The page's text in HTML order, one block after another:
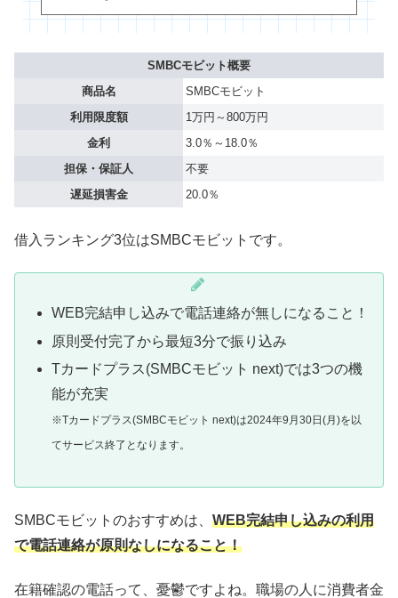
SMBCモビット概要
商品名
SMBCモビット
利用限度額
1万円～800万円
金利
3.0％～18.0％
担保・保証人
不要
遅延損害金
20.0％
借入ランキング3位はSMBCモビットです。
WEB完結申し込みで電話連絡が無しになること！
原則受付完了から最短3分で振り込み
Tカードプラス(SMBCモビット next)では3つの機
能が充実
※Tカードプラス(SMBCモビット next)は2024年9月30日(月)を以
てサービス終了となります。
SMBCモビットのおすすめは、 WEB完結申し込みの利用
で電話連絡が原則なしになること！
在籍確認の電話って、憂鬱ですよね。職場の人に消費者金